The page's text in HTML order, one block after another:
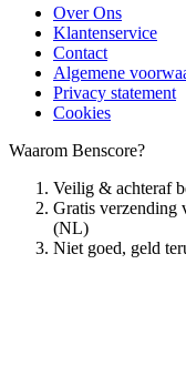
Over Ons
Klantenservice
Contact
Algemene
Privacy statement
Cookies
Waarom Benscore?
Veilig & achteraf
Gratis verzending
(NL)
Niet goed, geld